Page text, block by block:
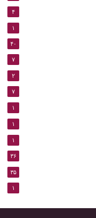
۴
۱
۴۰
۷
۲
۷
۱
۱
۱
۳۶
۳۵
۱